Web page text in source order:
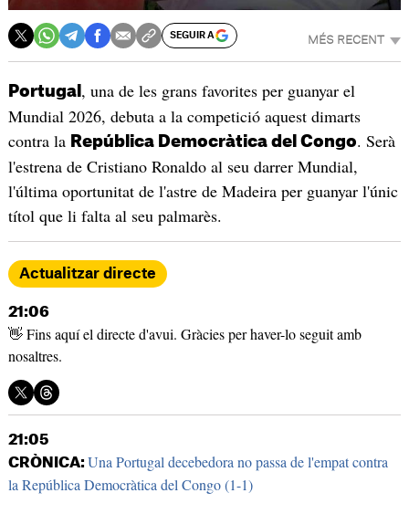
SEGUIR A MÉS RECENT
Portugal , una de les grans favorites per guanyar el
Mundial 2026, debuta a la competició aquest dimarts
contra la República Democràtica del Congo. Serà
l'estrena de Cristiano Ronaldo al seu darrer Mundial,
l'última oportunitat de l'astre de Madeira per guanyar l'únic
títol que li falta al seu palmarès.
Actualitzar directe
21:06
👋 Fins aquí el directe d'avui. Gràcies per haver-lo seguit amb
nosaltres.
21:05
CRÒNICA: Una Portugal decebedora no passa de l'empat contra
la República Democràtica del Congo (1-1)